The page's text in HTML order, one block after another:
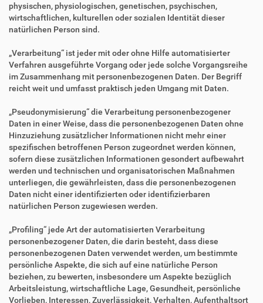
physischen, physiologischen, genetischen, psychischen,
wirtschaftlichen, kulturellen oder sozialen Identität dieser
natürlichen Person sind.
„Verarbeitung“ ist jeder mit oder ohne Hilfe automatisierter
Verfahren ausgeführte Vorgang oder jede solche Vorgangsreihe
im Zusammenhang mit personenbezogenen Daten. Der Begriff
reicht weit und umfasst praktisch jeden Umgang mit Daten.
„Pseudonymisierung“ die Verarbeitung personenbezogener
Daten in einer Weise, dass die personenbezogenen Daten ohne
Hinzuziehung zusätzlicher Informationen nicht mehr einer
spezifischen betroffenen Person zugeordnet werden können,
sofern diese zusätzlichen Informationen gesondert aufbewahrt
werden und technischen und organisatorischen Maßnahmen
unterliegen, die gewährleisten, dass die personenbezogenen
Daten nicht einer identifizierten oder identifizierbaren
natürlichen Person zugewiesen werden.
„Profiling“ jede Art der automatisierten Verarbeitung
personenbezogener Daten, die darin besteht, dass diese
personenbezogenen Daten verwendet werden, um bestimmte
persönliche Aspekte, die sich auf eine natürliche Person
beziehen, zu bewerten, insbesondere um Aspekte bezüglich
Arbeitsleistung, wirtschaftliche Lage, Gesundheit, persönliche
Vorlieben, Interessen, Zuverlässigkeit, Verhalten, Aufenthaltsort